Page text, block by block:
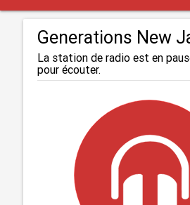
Generations New
La station de radio est en
pour écouter.